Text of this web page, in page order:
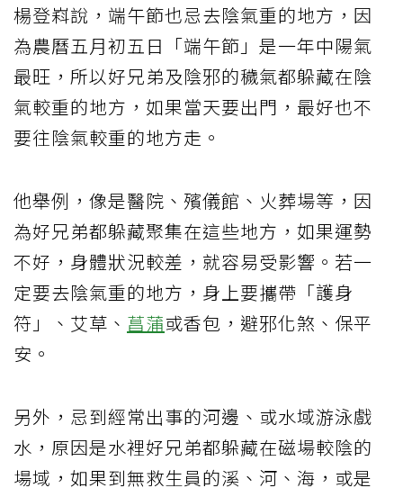
楊登嵙說，端午節也忌去陰氣重的地方，因
為農曆五月初五日「端午節」是一年中陽氣
最旺，所以好兄弟及陰邪的穢氣都躲藏在陰
氣較重的地方，如果當天要出門，最好也不
要往陰氣較重的地方走。
他舉例，像是醫院、殯儀館、火葬場等，因
為好兄弟都躲藏聚集在這些地方，如果運勢
不好，身體狀況較差，就容易受影響。若一
定要去陰氣重的地方，身上要攜帶「護身
符」、艾草、 菖蒲或香包，避邪化煞、保平
安。
另外，忌到經常出事的河邊、或水域游泳戲
水，原因是水裡好兄弟都躲藏在磁場較陰的
場域，如果到無救生員的溪、河、海，或是